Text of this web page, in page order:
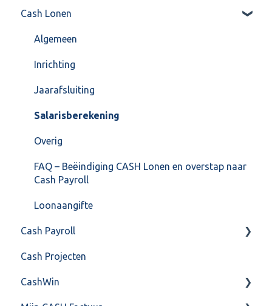
Algemeen
Formulierlayout
Verkoop
Voorraad
Overig
VoorraadService & Onderhoud
Cash Lonen
Algemeen
Inrichting
Jaarafsluiting
Salarisberekening
Overig
FAQ – Beëindiging CASH Lonen en overstap naar
Cash Payroll
Loonaangifte
Cash Payroll
Aangifte
Algemeen
Cash Projecten
CashWin